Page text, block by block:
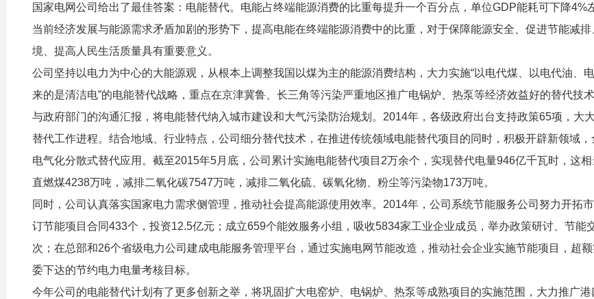
国家电网公司给出了最佳答案：电能替代。电能占终端能源消费的比重每提升一个百分点，单位GDP能耗可下降4%
当前经济发展与能源需求矛盾加剧的形势下，提高电能在终端能源消费中的比重，对于保障能源安全、促进节能减
境、提高人民生活质量具有重要意义。
公司坚持以电力为中心的大能源观，从根本上调整我国以煤为主的能源消费结构，大力实施“以电代煤、以电代油、电
来的是清洁电”的电能替代战略，重点在京津冀鲁、长三角等污染严重地区推广电锅炉、热泵等经济效益好的替代技
与政府部门的沟通汇报，将电能替代纳入城市建设和大气污染防治规划。2014年，各级政府出台支持政策65项，大
替代工作进程。结合地域、行业特点，公司细分替代技术，在推进传统领域电能替代项目的同时，积极开辟新领域
电气化分散式替代应用。截至2015年5月底，公司累计实施电能替代项目2万余个，实现替代电量946亿千瓦时，这相
直燃煤4238万吨，减排二氧化碳7547万吨，减排二氧化硫、碳氧化物、粉尘等污染物173万吨。
同时，公司认真落实国家电力需求侧管理，推动社会提高能源使用效率。2014年，公司系统节能服务公司努力开拓
订节能项目合同433个，投资12.5亿元；成立659个能效服务小组，吸收5834家工业企业成员，举办政策研讨、节能
次；在总部和26个省级电力公司建成电能服务管理平台，通过实施电网节能改造，推动社会企业实施节能项目，超
委下达的节约电力电量考核目标。
今年公司的电能替代计划有了更多创新之举，将巩固扩大电窑炉、电锅炉、热泵等成熟项目的实施范围，大力推广港